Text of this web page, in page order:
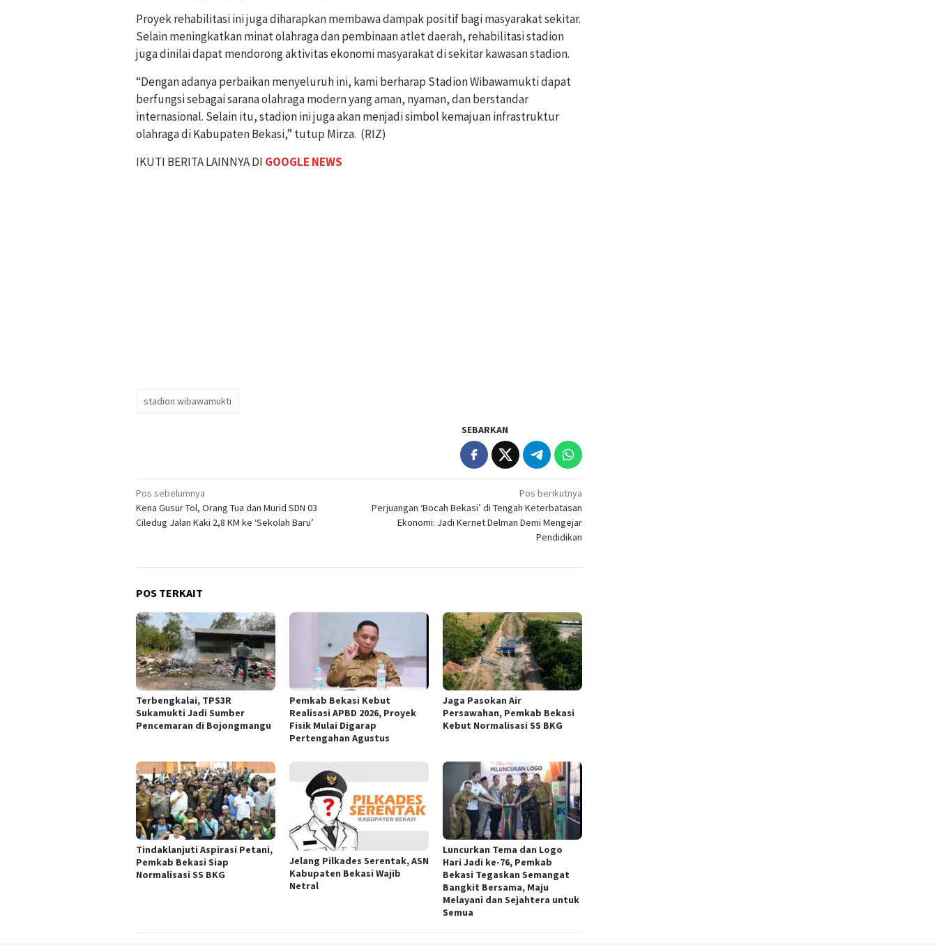
Proyek rehabilitasi ini juga diharapkan membawa dampak positif bagi masyarakat sekitar.
Selain meningkatkan minat olahraga dan pembinaan atlet daerah, rehabilitasi stadion
juga dinilai dapat mendorong aktivitas ekonomi masyarakat di sekitar kawasan stadion.
“Dengan adanya perbaikan menyeluruh ini, kami berharap Stadion Wibawamukti dapat
berfungsi sebagai sarana olahraga modern yang aman, nyaman, dan berstandar
internasional. Selain itu, stadion ini juga akan menjadi simbol kemajuan infrastruktur
olahraga di Kabupaten Bekasi,” tutup Mirza. (RIZ)
IKUTI BERITA LAINNYA DI GOOGLE NEWS
stadion wibawamukti
SEBARKAN
Navigasi
pos
Pos sebelumnya
Kena Gusur Tol, Orang Tua dan Murid SDN 03
Ciledug Jalan Kaki 2,8 KM ke ‘Sekolah Baru’
Pos berikutnya
Perjuangan ‘Bocah Bekasi’ di Tengah Keterbatasan
Ekonomi: Jadi Kernet Delman Demi Mengejar
Pendidikan
POS TERKAIT
Terbengkalai, TPS3R
Sukamukti Jadi Sumber
Pencemaran di Bojongmangu
Pemkab Bekasi Kebut
Realisasi APBD 2026, Proyek
Fisik Mulai Digarap
Pertengahan Agustus
Jaga Pasokan Air
Persawahan, Pemkab Bekasi
Kebut Normalisasi SS BKG
Tindaklanjuti Aspirasi Petani,
Pemkab Bekasi Siap
Normalisasi SS BKG
Jelang Pilkades Serentak, ASN
Kabupaten Bekasi Wajib
Netral
Luncurkan Tema dan Logo
Hari Jadi ke-76, Pemkab
Bekasi Tegaskan Semangat
Bangkit Bersama, Maju
Melayani dan Sejahtera untuk
Semua